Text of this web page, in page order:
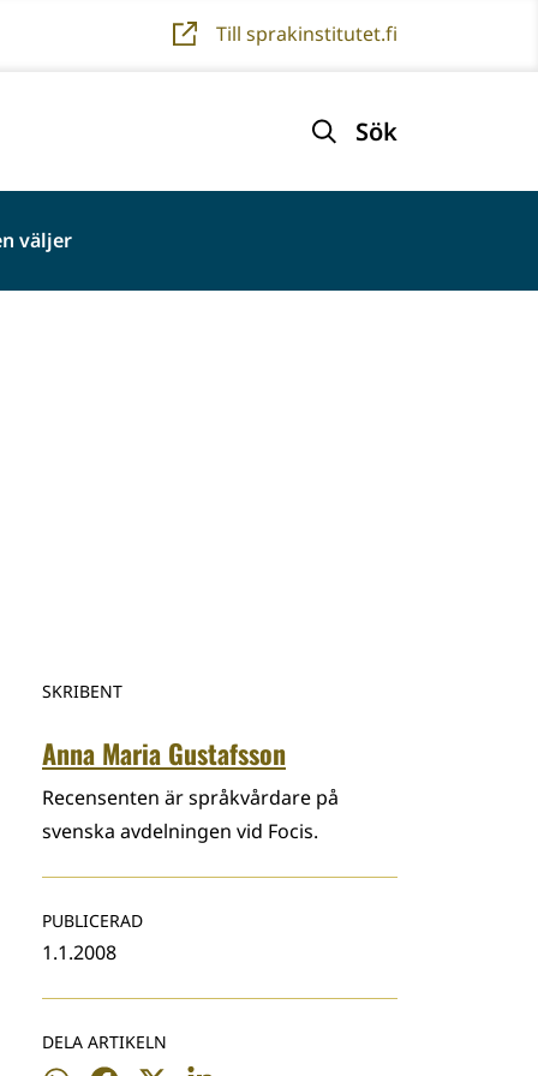
Till sprakinstitutet.fi
Sök
väljer
SKRIBENT
Anna Maria Gustafsson
Recensenten är språkvårdare på
svenska avdelningen vid Focis.
PUBLICERAD
1.1.2008
DELA ARTIKELN